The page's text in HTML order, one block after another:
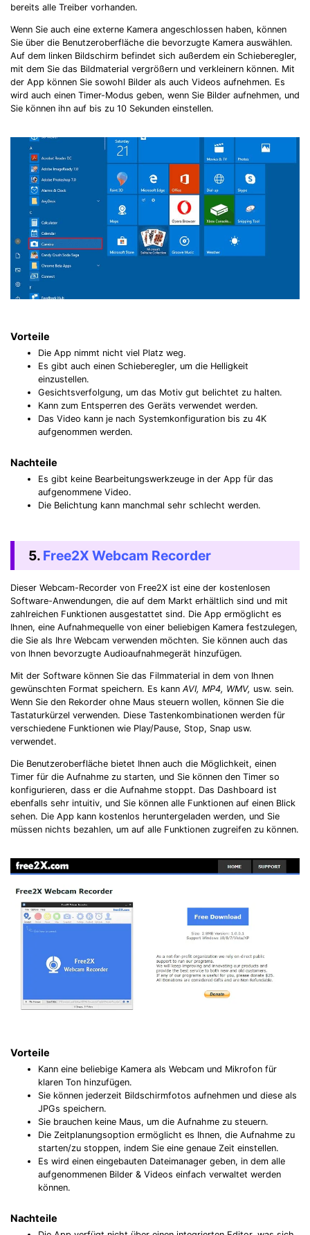
bereits alle Treiber vorhanden.
Wenn Sie auch eine externe Kamera angeschlossen haben, können
Sie über die Benutzeroberfläche die bevorzugte Kamera auswählen.
Auf dem linken Bildschirm befindet sich außerdem ein Schieberegler,
mit dem Sie das Bildmaterial vergrößern und verkleinern können. Mit
der App können Sie sowohl Bilder als auch Videos aufnehmen. Es
wird auch einen Timer-Modus geben, wenn Sie Bilder aufnehmen, und
Sie können ihn auf bis zu 10 Sekunden einstellen.
Vorteile
Die App nimmt nicht viel Platz weg.
Es gibt auch einen Schieberegler, um die Helligkeit
einzustellen.
Gesichtsverfolgung, um das Motiv gut belichtet zu halten.
Kann zum Entsperren des Geräts verwendet werden.
Das Video kann je nach Systemkonfiguration bis zu 4K
aufgenommen werden.
Nachteile
Es gibt keine Bearbeitungswerkzeuge in der App für das
aufgenommene Video.
Die Belichtung kann manchmal sehr schlecht werden.
5. Free2X Webcam Recorder
Dieser Webcam-Recorder von Free2X ist eine der kostenlosen
Software-Anwendungen, die auf dem Markt erhältlich sind und mit
zahlreichen Funktionen ausgestattet sind. Die App ermöglicht es
Ihnen, eine Aufnahmequelle von einer beliebigen Kamera festzulegen,
die Sie als Ihre Webcam verwenden möchten. Sie können auch das
von Ihnen bevorzugte Audioaufnahmegerät hinzufügen.
Mit der Software können Sie das Filmmaterial in dem von Ihnen
gewünschten Format speichern. Es kann AVI, MP4, WMV, usw. sein.
Wenn Sie den Rekorder ohne Maus steuern wollen, können Sie die
Tastaturkürzel verwenden. Diese Tastenkombinationen werden für
verschiedene Funktionen wie Play/Pause, Stop, Snap usw.
verwendet.
Die Benutzeroberfläche bietet Ihnen auch die Möglichkeit, einen
Timer für die Aufnahme zu starten, und Sie können den Timer so
konfigurieren, dass er die Aufnahme stoppt. Das Dashboard ist
ebenfalls sehr intuitiv, und Sie können alle Funktionen auf einen Blick
sehen. Die App kann kostenlos heruntergeladen werden, und Sie
müssen nichts bezahlen, um auf alle Funktionen zugreifen zu können.
Vorteile
Kann eine beliebige Kamera als Webcam und Mikrofon für
klaren Ton hinzufügen.
Sie können jederzeit Bildschirmfotos aufnehmen und diese als
JPGs speichern.
Sie brauchen keine Maus, um die Aufnahme zu steuern.
Die Zeitplanungsoption ermöglicht es Ihnen, die Aufnahme zu
starten/zu stoppen, indem Sie eine genaue Zeit einstellen.
Es wird einen eingebauten Dateimanager geben, in dem alle
aufgenommenen Bilder & Videos einfach verwaltet werden
können.
Nachteile
Record Like a Pro, Edit
With AI Ease.
Record. Edit. Share. All with Filmora!